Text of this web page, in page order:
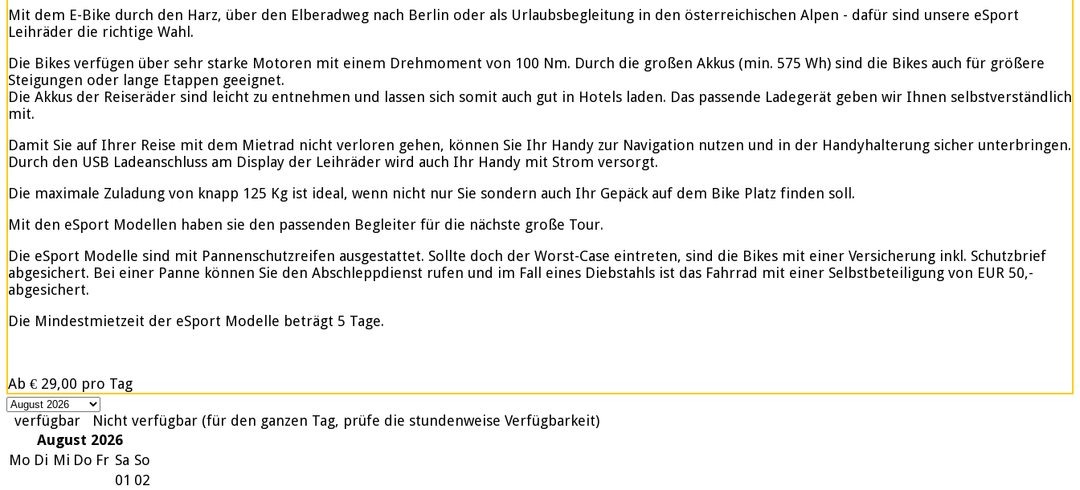
Mit dem E-Bike durch den Harz, über den Elberadweg nach Berlin oder als Urlaubsbegleitung in den österreichischen Alpen - dafür sind unsere eSport
Leihräder die richtige Wahl.
Die Bikes verfügen über sehr starke Motoren mit einem Drehmoment von 100 Nm. Durch die großen Akkus (min. 575 Wh) sind die Bikes auch für größere
Steigungen oder lange Etappen geeignet.
Die Akkus der Reiseräder sind leicht zu entnehmen und lassen sich somit auch gut in Hotels laden. Das passende Ladegerät geben wir Ihnen selbstverständlich
mit.
Damit Sie auf Ihrer Reise mit dem Mietrad nicht verloren gehen, können Sie Ihr Handy zur Navigation nutzen und in der Handyhalterung sicher unterbringen.
Durch den USB Ladeanschluss am Display der Leihräder wird auch Ihr Handy mit Strom versorgt.
Die maximale Zuladung von knapp 125 Kg ist ideal, wenn nicht nur Sie sondern auch Ihr Gepäck auf dem Bike Platz finden soll.
Mit den eSport Modellen haben sie den passenden Begleiter für die nächste große Tour.
Die eSport Modelle sind mit Pannenschutzreifen ausgestattet. Sollte doch der Worst-Case eintreten, sind die Bikes mit einer Versicherung inkl. Schutzbrief
abgesichert. Bei einer Panne können Sie den Abschleppdienst rufen und im Fall eines Diebstahls ist das Fahrrad mit einer Selbstbeteiligung von EUR 50,-
abgesichert.
Die Mindestmietzeit der eSport Modelle beträgt 5 Tage.
Ab € 29,00 pro Tag
verfügbar
Nicht verfügbar (für den ganzen Tag, prüfe die stundenweise Verfügbarkeit)
August 2026
Mo Di Mi Do Fr Sa So
01 02